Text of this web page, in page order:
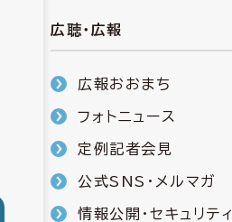
広聴・広報
広報おおまち
フォトニュース
定例記者会見
公式SNS・メルマガ
情報公開・セキュリティ